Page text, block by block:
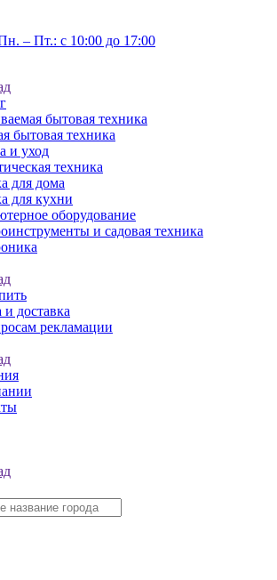
– Пт.: с 10:00 до 17:00
бытовая техника
бытовая техника
и уход
техника
для дома
для кухни
оборудование
и садовая техника
доставка
рекламации